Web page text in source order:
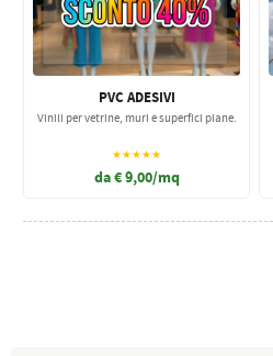
PVC ADESIVI
Vinili per vetrine, muri e superfici piane.
★★★★★
da € 9,00/mq